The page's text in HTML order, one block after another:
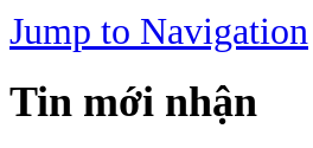
Jump to Navigation
Tin mới nhận